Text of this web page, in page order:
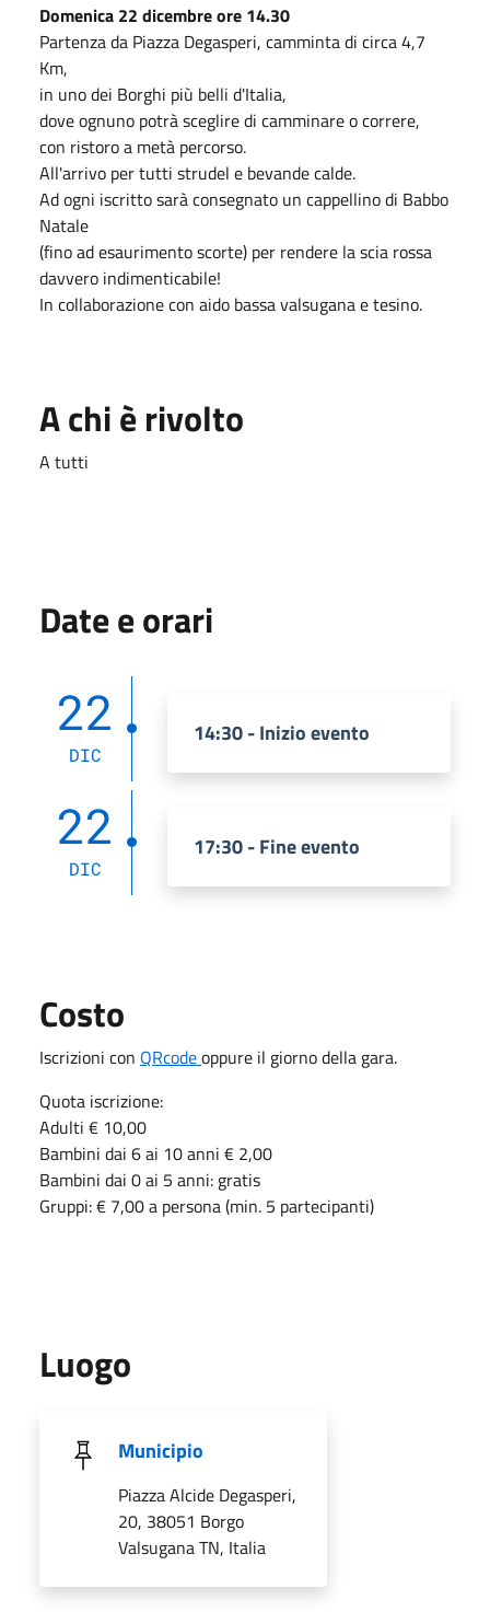
Domenica 22 dicembre ore 14.30
Partenza da Piazza Degasperi, camminta di circa 4,7
Km,
in uno dei Borghi più belli d'Italia,
dove ognuno potrà sceglire di camminare o correre,
con ristoro a metà percorso.
All'arrivo per tutti strudel e bevande calde.
Ad ogni iscritto sarà consegnato un cappellino di Babbo
Natale
(fino ad esaurimento scorte) per rendere la scia rossa
davvero indimenticabile!
In collaborazione con aido bassa valsugana e tesino.
A chi è rivolto
A tutti
Date e orari
22
DIC
14:30 - Inizio evento
22
DIC
17:30 - Fine evento
Costo
Iscrizioni con QRcodeoppure il giorno della gara.
Quota iscrizione:
Adulti € 10,00
Bambini dai 6 ai 10 anni € 2,00
Bambini dai 0 ai 5 anni: gratis
Gruppi: € 7,00 a persona (min. 5 partecipanti)
Luogo
Municipio
Piazza Alcide Degasperi,
20, 38051 Borgo
Valsugana TN, Italia